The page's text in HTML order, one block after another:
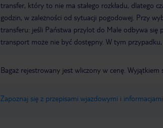
transfer, który to nie ma stałego rozkładu, dlatego
godzin, w zależności od sytuacji pogodowej. Przy
transferu: jeśli Państwa przylot do Male odbywa
transport może nie być dostępny. W tym
Bagaż rejestrowany jest wliczony w cenę. Wyjątkiem
Zapoznaj się z przepisami wjazdowymi i